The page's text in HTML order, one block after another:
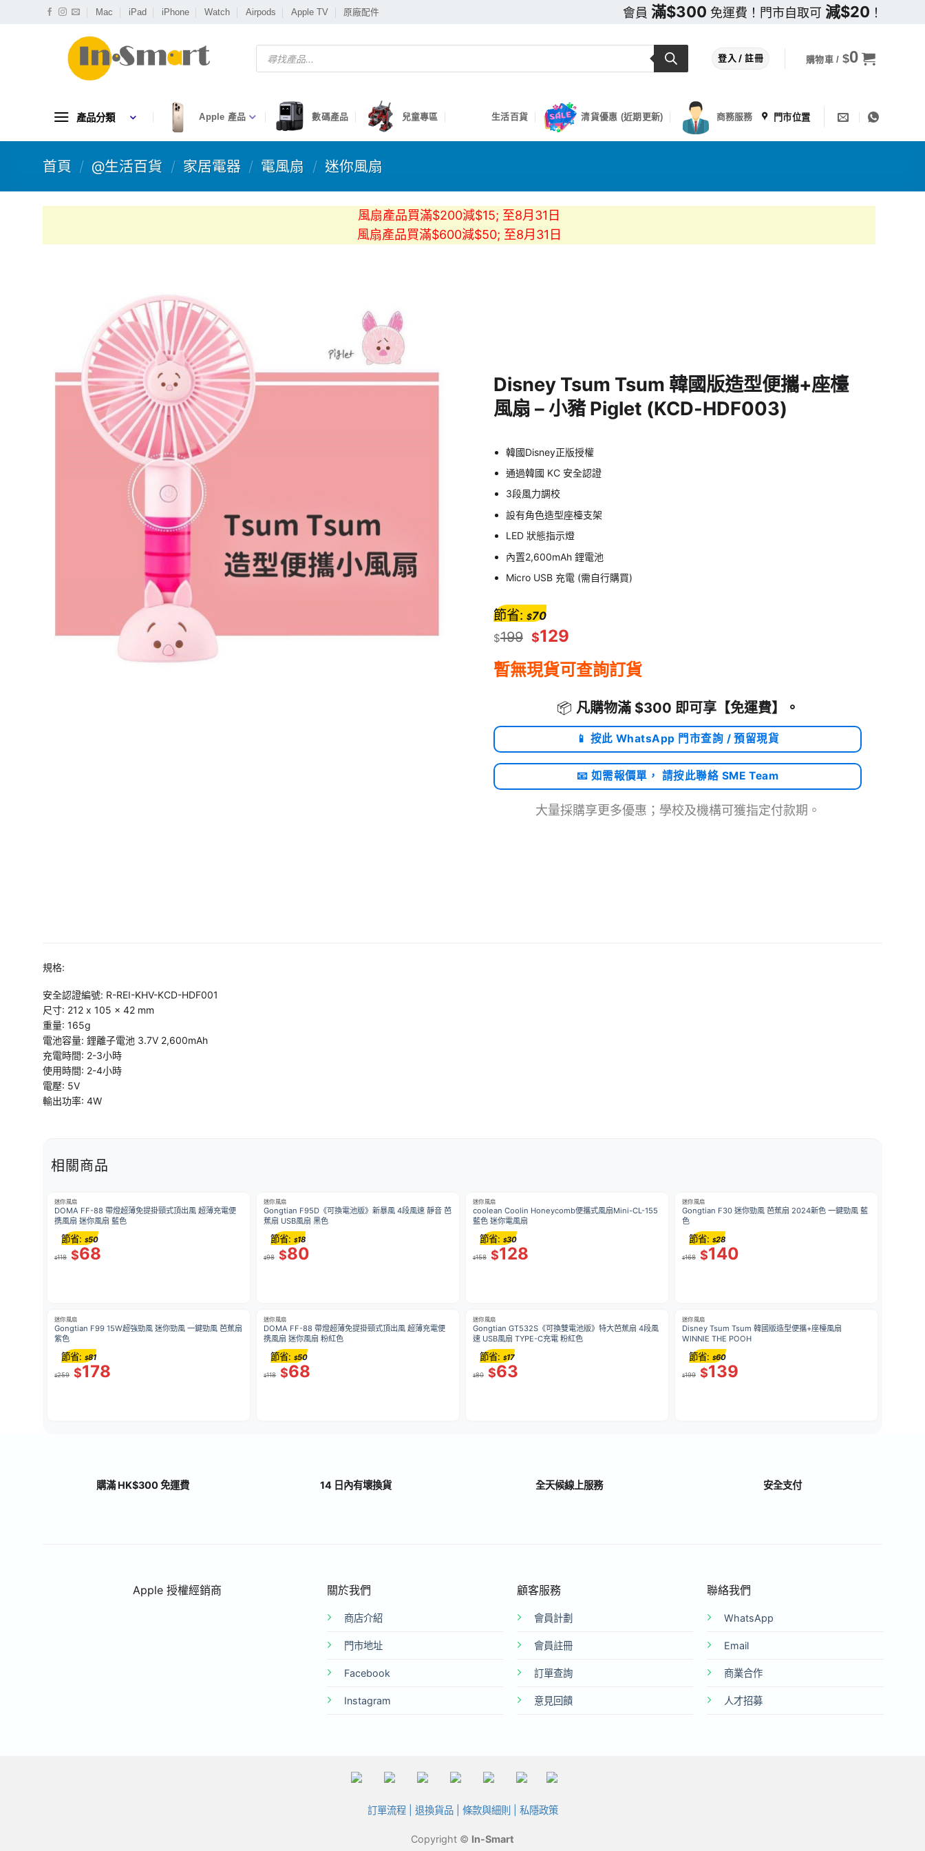
Mac iPad iPhone Watch Airpods Apple TV 原廠配件 會員 滿$300 免運費！門市自取可 減$20 ！
Products
search
登入 / 註冊 購物車 / $0
產品分類 Apple 產品 數碼產品 兒童專區 生活百貨 清貨優惠 (近期更新) 商務服務 門市位置
首頁 / @生活百貨 / 家居電器 / 電風扇 / 迷你風扇
風扇產品買滿$200減$15; 至8月31日
風扇產品買滿$600減$50; 至8月31日
Disney Tsum Tsum 韓國版造型便攜+座檯
風扇 – 小豬 Piglet (KCD-HDF003)
​韓國Disney正版授權
通過韓國 KC 安全認證
3段風力調校
設有角色造型座檯支架
LED 狀態指示燈
內置2,600mAh 鋰電池
Micro USB 充電 (需自行購買)
$199 $129
節省: $70
暫無現貨可查詢訂貨
📦 凡購物滿 $300 即可享【免運費】 。
📱 按此 WhatsApp 門市查詢 / 預留現貨
📧 如需報價單， 請按此聯絡 SME Team
大量採購享更多優惠；學校及機構可獲指定付款期。
規格:
安全認證編號: R-REI-KHV-KCD-HDF001
尺寸: 212 x 105 x 42 mm
重量: 165g
電池容量: 鋰離子電池 3.7V 2,600mAh
充電時間: 2-3小時
使用時間: 2-4小時
電壓: 5V
輸出功率: 4W
相關商品
迷你風扇
DOMA FF-88 帶燈超薄免提掛頸式頂出風 超薄充電便
携風扇 迷你風扇 藍色
$118 $68
節省: $50
迷你風扇
Gongtian F95D《可換電池版》新暴風 4段風速 靜音 芭
蕉扇 USB風扇 黑色
$98 $80
節省: $18
迷你風扇
coolean Coolin Honeycomb便攜式風扇Mini-CL-155
藍色 迷你電風扇
$158 $128
節省: $30
迷你風扇
Gongtian F30 迷你勁風 芭蕉扇 2024新色 一鍵勁風 藍
色
$168 $140
節省: $28
迷你風扇
Gongtian F99 15W超強勁風 迷你勁風 一鍵勁風 芭蕉扇
紫色
$259 $178
節省: $81
迷你風扇
DOMA FF-88 帶燈超薄免提掛頸式頂出風 超薄充電便
携風扇 迷你風扇 粉紅色
$118 $68
節省: $50
迷你風扇
Gongtian GT532S《可換雙電池版》特大芭蕉扇 4段風
速 USB風扇 TYPE-C充電 粉紅色
$80 $63
節省: $17
迷你風扇
Disney Tsum Tsum 韓國版造型便攜+座檯風扇
WINNIE THE POOH
$199 $139
節省: $60
購滿 HK$300 免運費 14 日內有壞換貨 全天候線上服務 安全支付
Apple 授權經銷商 關於我們
商店介紹
門市地址
Facebook
Instagram
顧客服務
會員計劃
會員註冊
訂單查詢
意見回饋
聯絡我們
WhatsApp
Email
商業合作
人才招募
訂單流程| 退換貨品| 條款與細則 私隱政策
Copyright © In-Smart